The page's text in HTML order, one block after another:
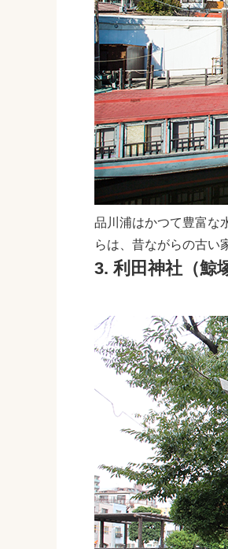
品川浦はかつて豊富な
らは、昔ながらの古い
3. 利田神社（鯨